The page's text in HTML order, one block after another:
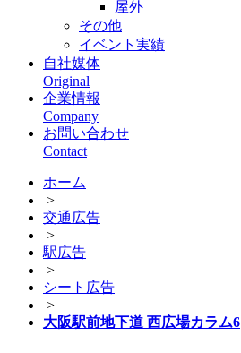
屋外
その他
イベント実績
自社媒体
Original
企業情報
Company
お問い合わせ
Contact
ホーム
>
交通広告
>
駅広告
>
シート広告
>
大阪駅前地下道 西広場カラム6